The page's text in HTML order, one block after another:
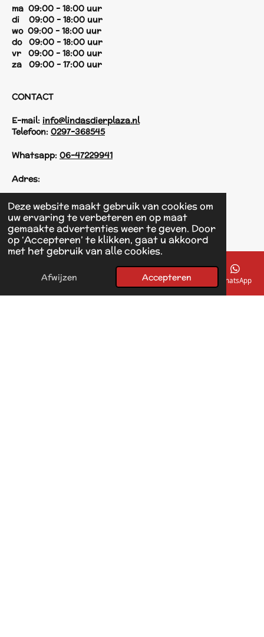
Deze website maakt gebruik van cookies om
uw ervaring te verbeteren en op maat
gemaakte advertenties weer te geven. Door
op ‘Accepteren’ te klikken, gaat u akkoord
met het gebruik van alle cookies.
Afwijzen Accepteren
ma 09:00 - 18:00 uur
di 09:00 - 18:00 uur
wo 09:00 - 18:00 uur
do 09:00 - 18:00 uur
vr 09:00 - 18:00 uur
za 09:00 - 17:00 uur
CONTACT
E-mail: info@lindasdierplaza.nl
Telefoon: 0297-368545
Whatsapp: 06-47229941
Adres:
Einsteinstraat 125
1433 KH Kudelstaart
F
a
o
© 2017 - 2026 Linda's Dierplaza
E-mailadres Telefoonnummer Kaart Facebook WhatsApp